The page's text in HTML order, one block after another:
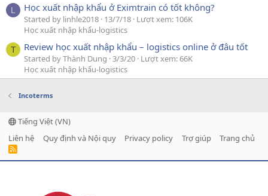
L Học xuất nhập khẩu ở Eximtrain có tốt không?
Started by linhle2018 13/7/18 Lượt xem: 106K
Học xuất nhập khẩu-logistics
T Review học xuất nhập khẩu – logistics online ở đâu tốt
Started by Thành Dung 3/3/20 Lượt xem: 66K
Học xuất nhập khẩu-logistics
Incoterms
Tiếng Việt (VN)
Liên hệ
Quy định và Nội quy Privacy policy Trợ giúp Trang chủ
R